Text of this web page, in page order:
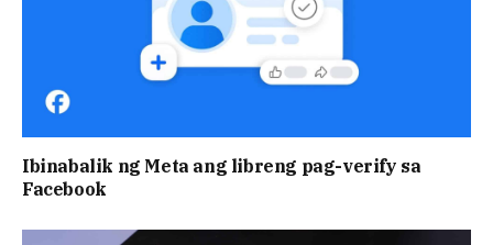
Ibinabalik ng Meta ang libreng pag-verify sa
Facebook